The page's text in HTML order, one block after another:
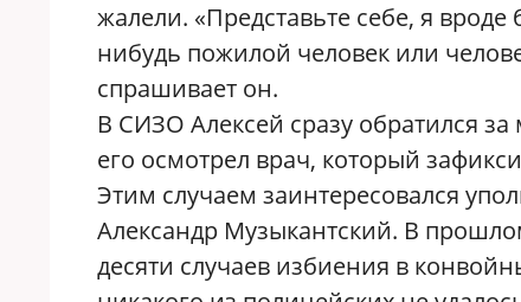
жалели. «Представьте себе, я
нибудь пожилой человек или
спрашивает он.
В СИЗО Алексей сразу обратился
его осмотрел врач, который
Этим случаем заинтересовался
Александр Музыкантский. В
десяти случаев избиения в